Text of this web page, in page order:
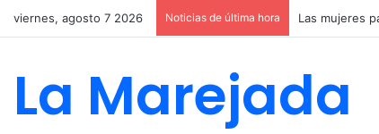
viernes, agosto 7 2026 Noticias de última hora
La Marejada